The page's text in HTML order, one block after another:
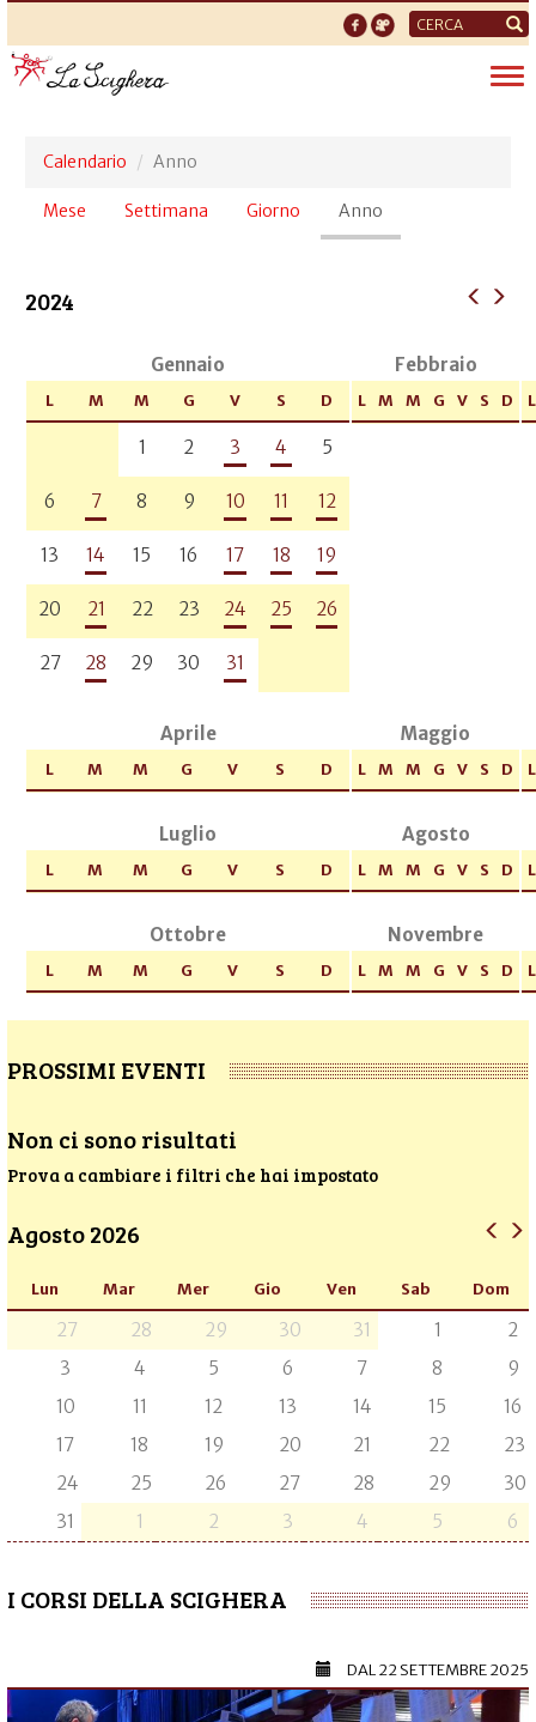
Form
di
ricerca
Calendario Anno
Schede
Mese Settimana Giorno Anno
attiva)
2024
Gennaio
L M M G V S D
1 2 3 4 5
6 7 8 9 10 11 12
13 14 15 16 17 18 19
20 21 22 23 24 25 26
27 28 29 30 31
Febbraio
L M M G V S D L
Aprile
L M M G V S D
Maggio
L M M G V S D L
Luglio
L M M G V S D
Agosto
L M M G V S D L
Ottobre
L M M G V S D
Novembre
L M M G V S D L
PROSSIMI EVENTI
Non ci sono risultati
Prova a cambiare i filtri che hai impostato
Agosto 2026
Lun Mar Mer Gio Ven Sab Dom
27 28 29 30 31 1
2
3
4 5 6 7 8
9
10
11 12 13 14 15
16
17
18 19 20 21 22
23
24
25 26 27 28 29
30
31
1 2 3 4 5 6
I CORSI DELLA SCIGHERA
DAL22 SETTEMBRE 2025